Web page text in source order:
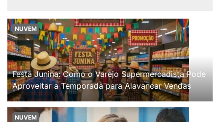
NUVEM
Festa Junina: Como o Varejo Supermercadista Pode
Aproveitar a Temporada para Alavancar Vendas
NUVEM